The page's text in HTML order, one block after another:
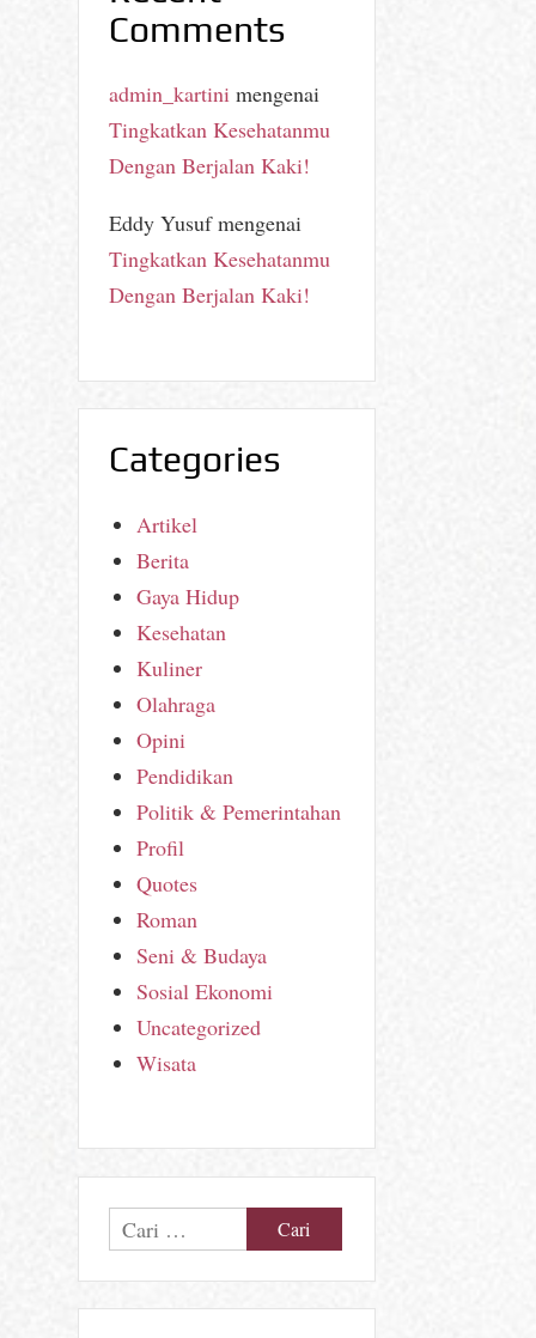
Comments
admin_kartinimengenai
Tingkatkan Kesehatanmu
Dengan Berjalan Kaki!
Eddy Yusufmengenai
Tingkatkan Kesehatanmu
Dengan Berjalan Kaki!
Categories
Artikel
Berita
Gaya Hidup
Kesehatan
Kuliner
Olahraga
Opini
Pendidikan
Politik & Pemerintahan
Profil
Quotes
Roman
Seni & Budaya
Sosial Ekonomi
Uncategorized
Wisata
Cari
untuk: